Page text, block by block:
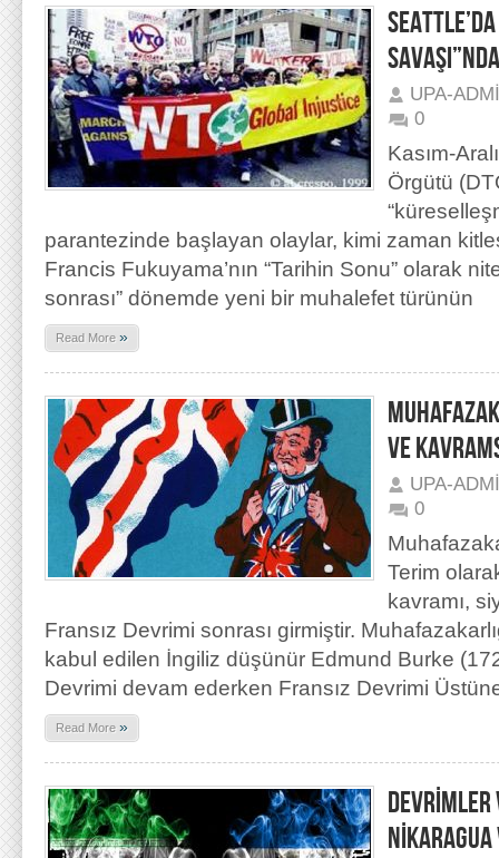
UPA-
0
Kasım-
Örgütü
parantezinde başlayan olaylar, kimi zaman
Francis Fukuyama’nın “Tarihin Sonu” olarak
sonrası” dönemde yeni bir muhalefet türünün
Read More »
VE
UPA-
0
Terim
kavramı,
Fransız Devrimi sonrası girmiştir.
kabul edilen İngiliz düşünür Edmund Burke
Devrimi devam ederken Fransız Devrimi
Read More »